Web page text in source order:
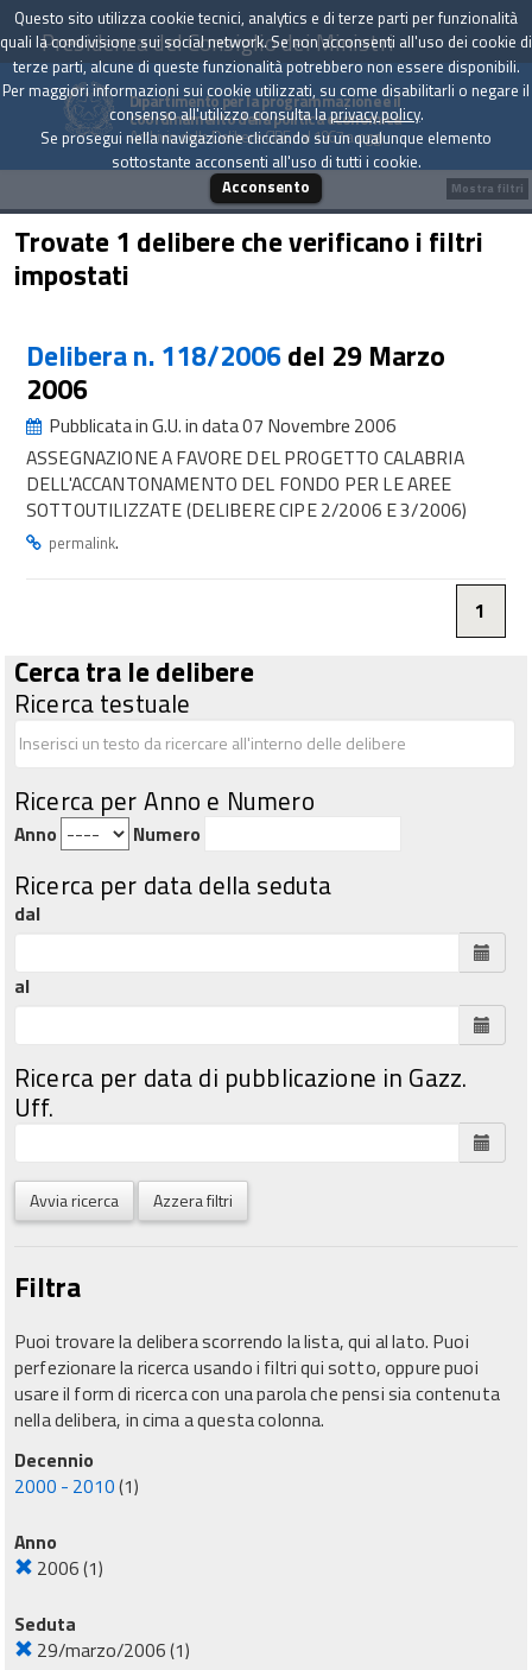
Presidenza del Consiglio dei Ministri
Dipartimento per la programmazione e il
coordinamento della politica economica
Archivio delle Delibere CIPE dal 1967 a oggi
Trovate 1 delibere che verificano i filtri
impostati
Delibera n. 118/2006del 29 Marzo
2006
Pubblicata in G.U. in data 07 Novembre 2006
ASSEGNAZIONE A FAVORE DEL PROGETTO CALABRIA
DELL'ACCANTONAMENTO DEL FONDO PER LE AREE
SOTTOUTILIZZATE (DELIBERE CIPE 2/2006 E 3/2006)
permalink.
1
Cerca tra le delibere
Ricerca testuale
Ricerca per Anno e Numero
Anno Numero
Ricerca per data della seduta
dal
al
Ricerca per data di pubblicazione in Gazz.
Uff.
Avvia ricerca Azzera filtri
Filtra
Puoi trovare la delibera scorrendo la lista, qui al lato. Puoi
perfezionare la ricerca usando i filtri qui sotto, oppure puoi
usare il form di ricerca con una parola che pensi sia contenuta
nella delibera, in cima a questa colonna.
Decennio
2000 - 2010(1)
Anno
2006(1)
Seduta
29/marzo/2006(1)
Mostra filtri
Questo sito utilizza cookie tecnici, analytics e di terze parti per funzionalità
quali la condivisione sui social network. Se non acconsenti all'uso dei cookie di
terze parti, alcune di queste funzionalità potrebbero non essere disponibili.
Per maggiori informazioni sui cookie utilizzati, su come disabilitarli o negare il
consenso all'utilizzo consulta laprivacy policy.
Se prosegui nella navigazione cliccando su un qualunque elemento
sottostante acconsenti all'uso di tutti i cookie.
Acconsento